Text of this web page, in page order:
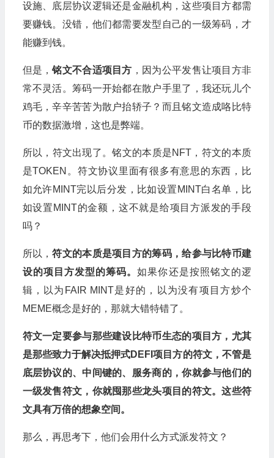
设施、底层协议逻辑还是金融机构，这些项目方都需
要赚钱。没错，他们都需要发型自己的一级筹码，才
能赚到钱。
但是，铭文不合适项目方 ，因为公平发售让项目方非
常不灵活。筹码一开始都在散户手里了，我还玩儿个
鸡毛，辛辛苦苦为散户抬轿子？而且铭文造成咯比特
币的数据激增，这也是弊端。
所以，符文出现了。铭文的本质是NFT，符文的本质
是TOKEN。符文协议里面有很多有意思的东西，比
如允许MINT完以后分发，比如设置MINT白名单，比
如设置MINT的金额，这不就是给项目方派发的手段
吗？
所以，符文的本质是项目方的筹码，给参与比特币建
设的项目方发型的筹码。如果你还是按照铭文的逻
辑，以为FAIR MINT是好的，以为没有项目方炒个
MEME概念是好的，那就大错特错了。
符文一定要参与那些建设比特币生态的项目方，尤其
是那些致力于解决抵押式DEFI项目方的符文，不管是
底层协议的、中间键的、服务商的，你就参与他们的
一级发售符文，你就囤那些龙头项目的符文。这些符
文具有万倍的想象空间。
那么，再思考下，他们会用什么方式派发符文？